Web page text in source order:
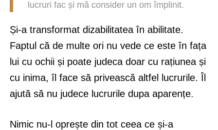
lucruri fac și mă consider un om împlinit.
Și-a transformat dizabilitatea în abilitate.
Faptul că de multe ori nu vede ce este în fața
lui cu ochii și poate judeca doar cu rațiunea și
cu inima, îl face să privească altfel lucrurile. Îl
ajută să nu judece lucrurile dupa aparențe.
Nimic nu-l oprește din tot ceea ce și-a